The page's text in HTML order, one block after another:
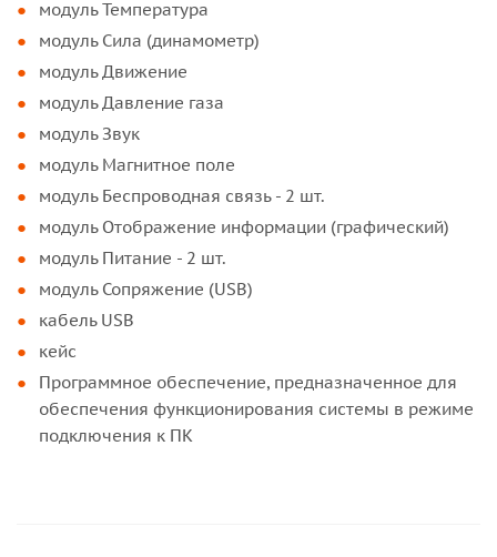
модуль Температура
модуль Сила (динамометр)
модуль Движение
модуль Давление газа
модуль Звук
модуль Магнитное поле
модуль Беспроводная связь - 2 шт.
модуль Отображение информации (графический)
модуль Питание - 2 шт.
модуль Сопряжение (USB)
кабель USB
кейс
Программное обеспечение, предназначенное для
обеспечения функционирования системы в режиме
подключения к ПК